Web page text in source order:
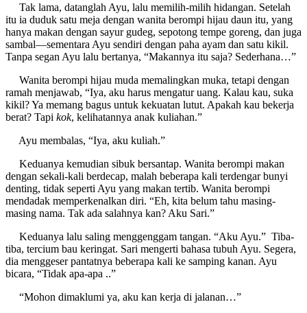
Tak lama, datanglah Ayu, lalu memilih-milih hidangan. Setelah
itu ia duduk satu meja dengan wanita berompi hijau daun itu, yang
hanya makan dengan sayur gudeg, sepotong tempe goreng, dan juga
sambal—sementara Ayu sendiri dengan paha ayam dan satu kikil.
Tanpa segan Ayu lalu bertanya, “Makannya itu saja? Sederhana…”
Wanita berompi hijau muda memalingkan muka, tetapi dengan
ramah menjawab, “Iya, aku harus mengatur uang. Kalau kau, suka
kikil? Ya memang bagus untuk kekuatan lutut. Apakah kau bekerja
berat? Tapi kok, kelihatannya anak kuliahan.”
Ayu membalas, “Iya, aku kuliah.”
Keduanya kemudian sibuk bersantap. Wanita berompi makan
dengan sekali-kali berdecap, malah beberapa kali terdengar bunyi
denting, tidak seperti Ayu yang makan tertib. Wanita berompi
mendadak memperkenalkan diri. “Eh, kita belum tahu masing-
masing nama. Tak ada salahnya kan? Aku Sari.”
Keduanya lalu saling menggenggam tangan. “Aku Ayu.” Tiba-
tiba, tercium bau keringat. Sari mengerti bahasa tubuh Ayu. Segera,
dia menggeser pantatnya beberapa kali ke samping kanan. Ayu
bicara, “Tidak apa-apa ..”
“Mohon dimaklumi ya, aku kan kerja di jalanan…”